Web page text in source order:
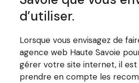
d’utiliser.
Lorsque vous envisagez de
agence web Haute Savoie
gérer votre site internet, il est
prendre en compte les